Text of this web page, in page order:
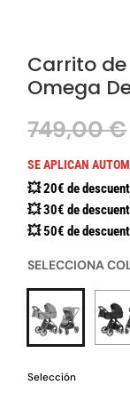
Carrito de
Omega
749,00€
SE APLICAN
💥 20€ de
💥 30€ de
💥 50€ de
SELECCIONA
Selección